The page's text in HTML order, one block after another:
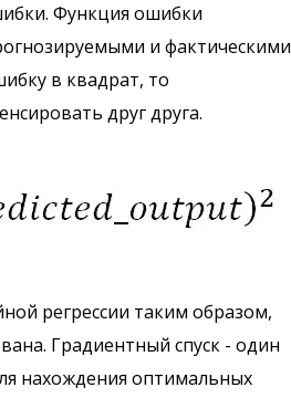
Функция ошибки
и фактическими
в квадрат, то
друг друга.
регрессии таким образом,
Градиентный спуск - один
нахождения оптимальных